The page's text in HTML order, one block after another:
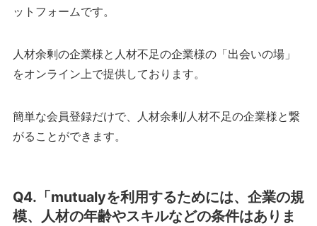
ットフォームです。
人材余剰の企業様と人材不足の企業様の「出会いの場」
をオンライン上で提供しております。
簡単な会員登録だけで、人材余剰/人材不足の企業様と繋
がることができます。
Q4.「mutualyを利用するためには、企業の規
模、人材の年齢やスキルなどの条件はありま